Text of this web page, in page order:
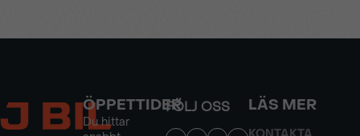
ÖPPETTIDER
Du hittar
FÖLJ OSS LÄS MER